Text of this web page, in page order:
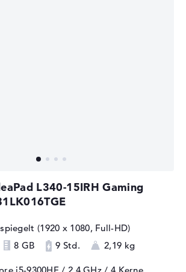
L340-15IRH Gaming
(1920 x 1080, Full-HD)
8 GB 9 Std. 2,19 kg
i5-9300HF / 2,4 GHz / 4 Kerne